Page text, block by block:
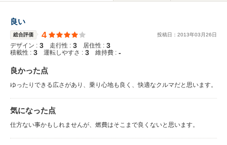
良い
総合評価 4 投稿日： 2013年03 月26日
デザイン : 3 走行性 : 3 居住性 : 3
積載性 : 3 運転しやすさ : 3 維持費 : -
良かった点
ゆったりできる広さがあり、乗り心地も良く、快適なクルマだと思います。
気になった点
仕方ない事かもしれませんが、燃費はそこまで良くないと思います。